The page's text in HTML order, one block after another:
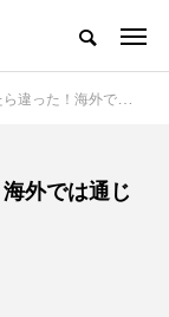
は通じない【和製英語】4選
外では通じ